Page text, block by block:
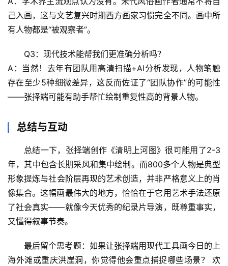
辟
谣
求
己入画，这与文艺复兴时期西方画家习惯完全不同。画中所
有人物都是“被观察者”。
Q3：现代技术能帮我们更准确分析吗？
A：当然！去年有团队用高清扫描+AI分析发现，人物笔触
存在至少5种细微差异，这反而佐证了“团队协作”的可能性
——张择端可能有助手帮忙绘制重复性高的背景人物。
总结与互动
总结一下，张择端创作《清明上河图》很可能用了2-3
年，其中包含长期采风和集中绘制。而800多个人物是典型
形象提炼与社会阶层再现的艺术创造，并非严格意义上的肖
像集合。这幅画最伟大的地方，恰恰在于它用艺术手法还原
了社会真实——就像今天优秀的纪录片导演，既尊重事实，
又懂得叙事节奏。
最后留个思考题： 如果让张择端用现代工具画今日的上
海外滩或重庆洪崖洞，你觉得他会重点捕捉哪些场景？
欢